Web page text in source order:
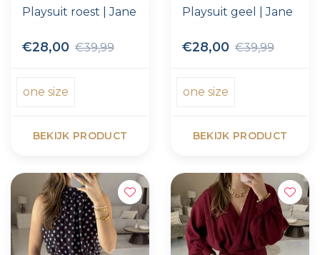
Playsuit roest | Jane
€28,00 €39,99
one size
BEKIJK PRODUCT
Playsuit geel | Jane
€28,00 €39,99
one size
BEKIJK PRODUCT